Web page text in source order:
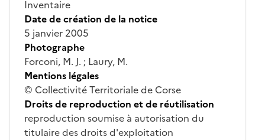
Inventaire
Date de création de la notice
5 janvier 2005
Photographe
Forconi, M. J. ; Laury, M.
Mentions légales
© Collectivité Territoriale de Corse
Droits de reproduction et de réutilisation
reproduction soumise à autorisation du
titulaire des droits d'exploitation